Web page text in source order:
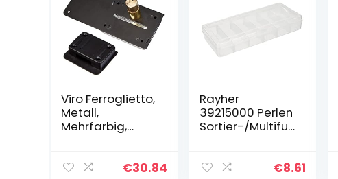
Viro Ferroglietto,
Metall,
Mehrfarbig,
€30.84
Rayher
39215000 Perlen
Sortier-/Multifun
für bis zu 42
€8.61